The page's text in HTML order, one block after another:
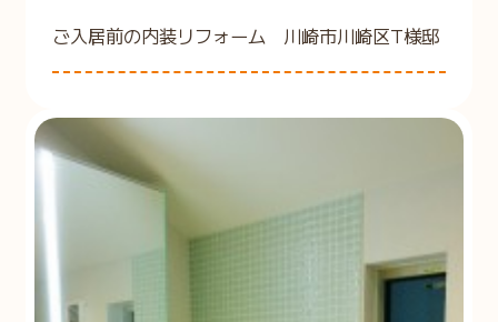
ご入居前の内装リフォーム 川崎市川崎区T様邸